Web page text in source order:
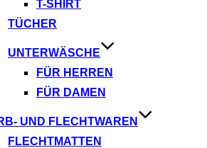
T-SHIRT
TÜCHER
UNTERWÄSCHE
FÜR HERREN
FÜR DAMEN
UND FLECHTWAREN
FLECHTMATTEN